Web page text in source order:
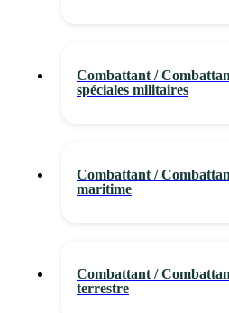
Combattant /
spéciales militaires
Combattant /
maritime
Combattant /
terrestre